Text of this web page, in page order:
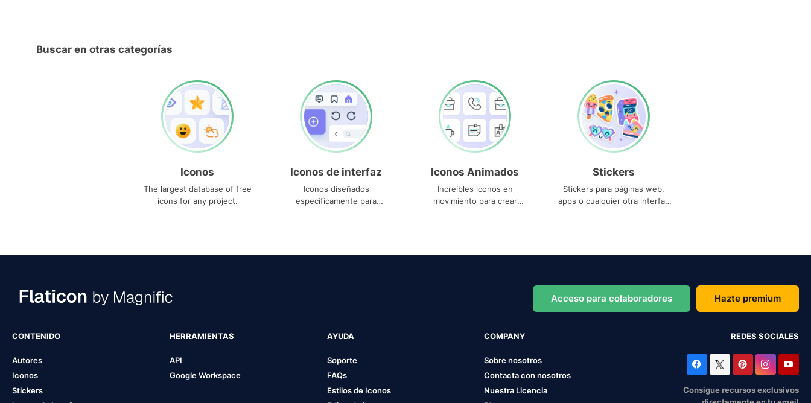
Buscar en otras categorías
Iconos
The largest database of free
icons for any project.
Iconos de interfaz
Iconos diseñados
específicamente para
Iconos Animados
Increíbles iconos en
movimiento para crear
Stickers
Stickers para páginas web,
apps o cualquier otra interfaz
Acceso para colaboradores Hazte premium
CONTENIDO
Autores
Iconos
Stickers
HERRAMIENTAS
API
Google Workspace
AYUDA
Soporte
FAQs
Estilos de Iconos
COMPANY
Sobre nosotros
Contacta con nosotros
Nuestra Licencia
REDES SOCIALES
Consigue recursos exclusivos